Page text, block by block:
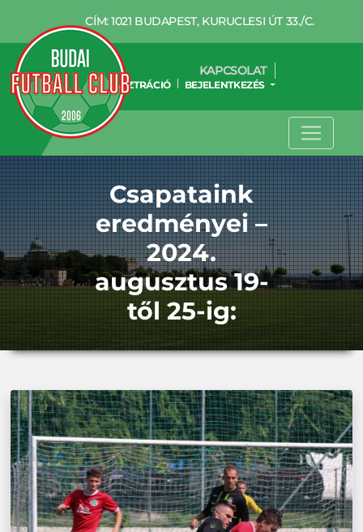
CÍM: 1021 BUDAPEST, KURUCLESI ÚT 33./C.
KAPCSOLAT
REGISZTRÁCIÓ BEJELENTKEZÉS
Csapataink
eredményei –
2024.
augusztus 19-
től 25-ig: